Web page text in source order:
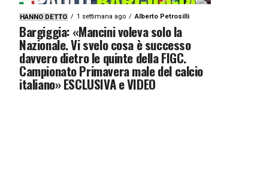
HANNO DETTO 1 settimana ago Alberto Petrosilli
Bargiggia: «Mancini voleva solo la
Nazionale. Vi svelo cosa è successo
davvero dietro le quinte della FIGC.
Campionato Primavera male del calcio
italiano» ESCLUSIVA e VIDEO